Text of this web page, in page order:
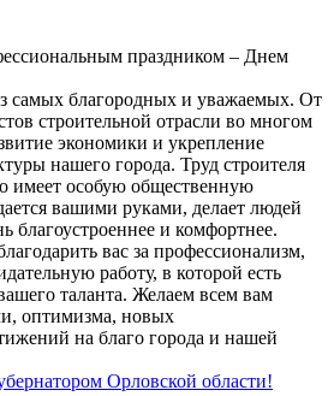
праздником – Днем
самых благородных и уважаемых. От
строительной отрасли во многом
экономики и укрепление
нашего города. Труд строителя
имеет особую общественную
вашими руками, делает людей
благоустроеннее и комфортнее.
вас за профессионализм,
работу, в которой есть
таланта. Желаем всем вам
оптимизма, новых
на благо города и нашей
Орловской области!